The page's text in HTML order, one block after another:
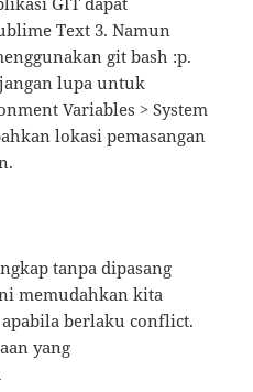
Text 3. Namun
git bash :p.
jangan lupa untuk
Variables > System
lokasi pemasangan
tanpa dipasang
memudahkan kita
berlaku conflict.
yang